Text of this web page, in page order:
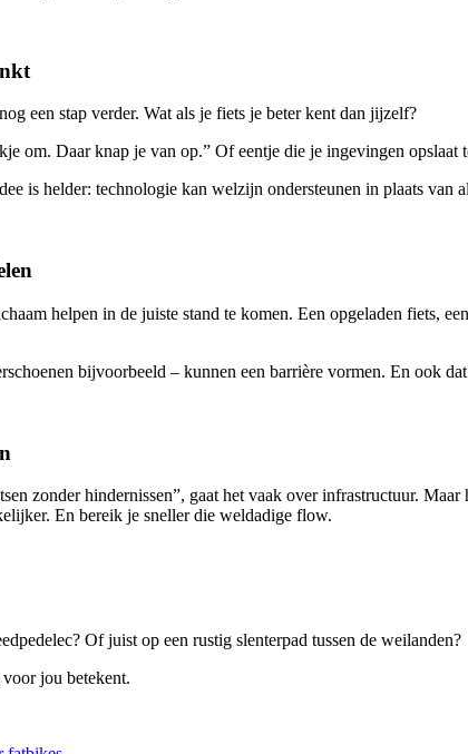
een stap verder. Wat als je fiets je beter kent dan jijzelf?
om. Daar knap je van op.” Of eentje die je ingevingen
is helder: technologie kan welzijn ondersteunen in plaats van
helpen in de juiste stand te komen. Een opgeladen fiets,
bijvoorbeeld – kunnen een barrière vormen. En ook
zonder hindernissen”, gaat het vaak over infrastructuur.
En bereik je sneller die weldadige flow.
Of juist op een rustig slenterpad tussen de weilanden?
jou betekent.